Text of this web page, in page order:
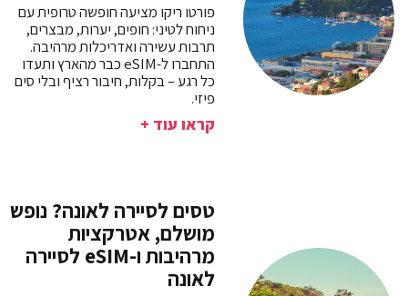
פורטו ריקו מציעה חופשה טרופית עם
ניחוח לטיני: חופים, יערות, מבצרים,
תרבות עשירה ואדריכלות מרהיבה.
התחברו ל-eSIM כבר מהארץ ותעדו
כל רגע – בקלות, חיבור רציף ובלי סים
פיזי.
קראו עוד +
טסים לסיירה לאונה? נופש
מושלם, אטרקציות
מרהיבות ו-eSIM לסיירה
לאונה